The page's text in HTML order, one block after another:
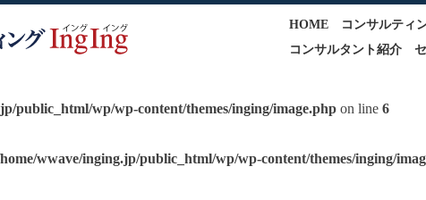
HOME
コンサルティ
コンサルタント紹介
public_html/wp/wp-content/themes/inging/image.php on line 6
wwave/inging.jp/public_html/wp/wp-content/themes/inging/